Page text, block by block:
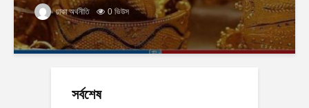
ঢাকা অর্থনীতি 0 ভিউস
সর্বশেষ